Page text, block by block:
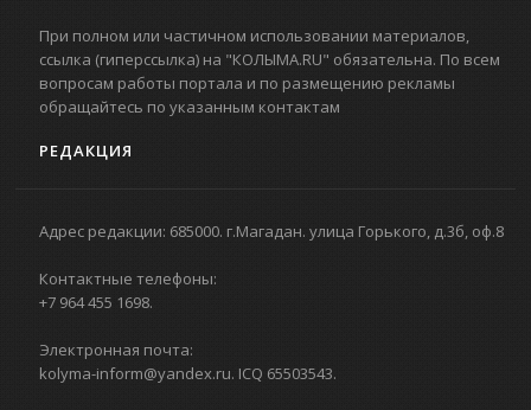
При полном или частичном использовании материалов,
ссылка (гиперссылка) на "КОЛЫМА.RU" обязательна. По всем
вопросам работы портала и по размещению рекламы
обращайтесь по указанным контактам
РЕДАКЦИЯ
Адрес редакции: 685000. г.Магадан. улица Горького, д.3б, оф.8
Контактные телефоны:
+7 964 455 1698.
Электронная почта:
kolyma-inform@yandex.ru. ICQ 65503543.